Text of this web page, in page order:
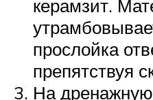
керамзит.
прослойка
препятствуя
На